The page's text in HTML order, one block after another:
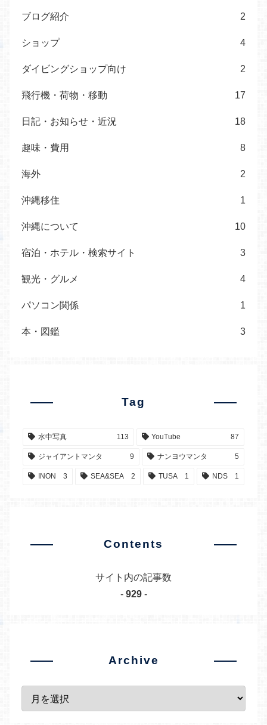
ブログ紹介 2
ショップ 4
ダイビングショップ向け 2
飛行機・荷物・移動 17
日記・お知らせ・近況 18
趣味・費用 8
海外 2
沖縄移住 1
沖縄について 10
宿泊・ホテル・検索サイト 3
観光・グルメ 4
パソコン関係 1
本・図鑑 3
Tag
水中写真 113 YouTube 87
ジャイアントマンタ 9 ナンヨウマンタ 5
INON 3 SEA&SEA 2 TUSA 1 NDS 1
Contents
サイト内の記事数
- 929-
Archive